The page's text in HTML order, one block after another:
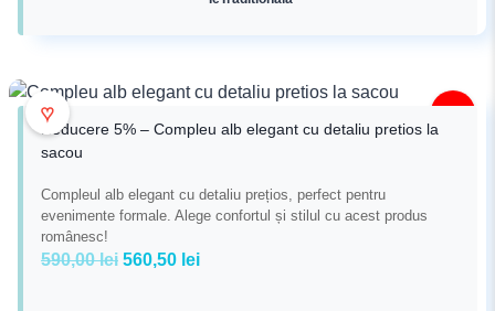
♥
Reducere 5% – Compleu alb elegant cu detaliu pretios la
sacou
Compleul alb elegant cu detaliu prețios, perfect pentru
evenimente formale. Alege confortul și stilul cu acest produs
românesc!
590,00lei Prețul
560,50 leiPrețul